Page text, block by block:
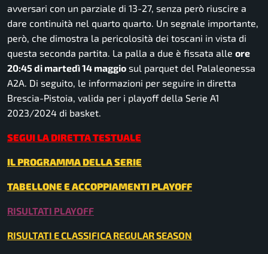
avversari con un parziale di 13-27, senza però riuscire a
dare continuità nel quarto quarto. Un segnale importante,
però, che dimostra la pericolosità dei toscani in vista di
questa seconda partita. La palla a due è fissata alle ore
20:45 di martedì 14 maggio sul parquet del Palaleonessa
A2A. Di seguito, le informazioni per seguire in diretta
Brescia-Pistoia, valida per i playoff della Serie A1
2023/2024 di basket.
SEGUI LA DIRETTA TESTUALE
IL PROGRAMMA DELLA SERIE
TABELLONE E ACCOPPIAMENTI PLAYOFF
RISULTATI PLAYOFF
RISULTATI E CLASSIFICA REGULAR SEASON